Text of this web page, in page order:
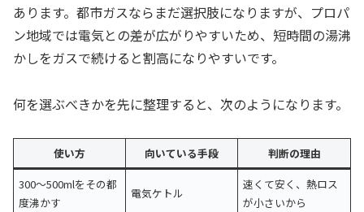
あります。都市ガスならまだ選択肢になりますが、プロパ
ン地域では電気との差が広がりやすいため、短時間の湯沸
かしをガスで続けると割高になりやすいです。
何を選ぶべきかを先に整理すると、次のようになります。
使い方 向いている手段
判断の理由
300〜500mlをその都
度沸かす
電気ケトル
速くて安く、熱ロス
が小さいから